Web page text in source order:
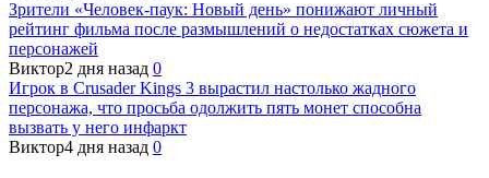
Зрители «Человек-паук: Новый день» понижают личный
рейтинг фильма после размышлений о недостатках сюжета и
персонажей
Виктор2 дня назад 0
Игрок в Crusader Kings 3 вырастил настолько жадного
персонажа, что просьба одолжить пять монет способна
вызвать у него инфаркт
Виктор4 дня назад 0